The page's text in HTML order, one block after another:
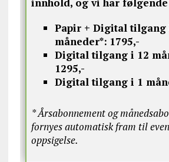
Papir + Digital tilgang
måneder*: 1795,-
Digital tilgang i 12
1295,-
Digital tilgang i 1
* Årsabonnement og
fornyes automatisk fram til
oppsigelse.